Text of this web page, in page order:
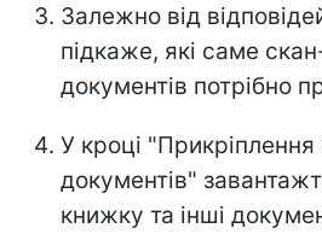
Залежно від
підкаже, які саме
документів потрібно
У кроці "Прикріплення
документів"
книжку та інші